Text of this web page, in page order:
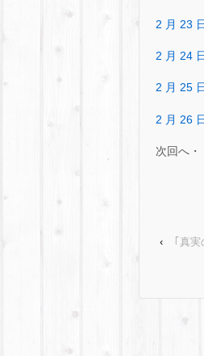
2 月 23
2 月 24
2 月 25
2 月 26
次回へ・
‹ ｢真